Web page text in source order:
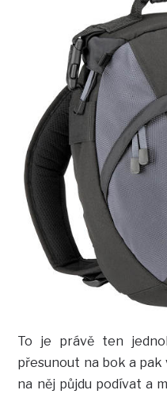
To je právě ten
přesunout na bok a pak
na něj půjdu podívat a